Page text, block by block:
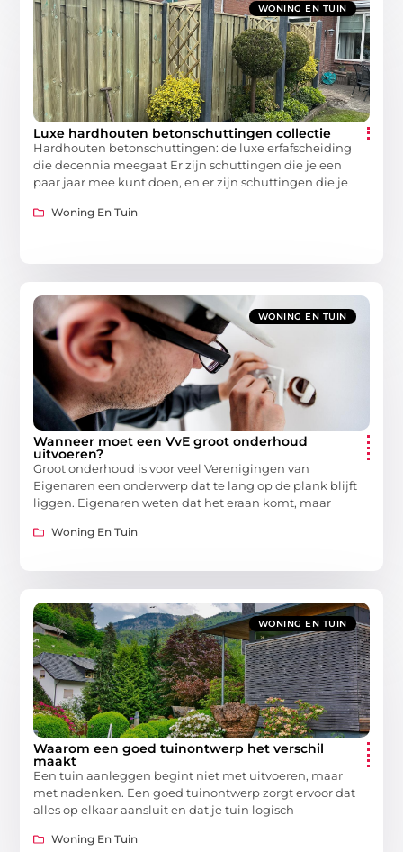
WONING EN TUIN
Luxe hardhouten betonschuttingen collectie
Hardhouten betonschuttingen: de luxe erfafscheiding
die decennia meegaat Er zijn schuttingen die je een
paar jaar mee kunt doen, en er zijn schuttingen die je
Woning En Tuin
WONING EN TUIN
Wanneer moet een VvE groot onderhoud
uitvoeren?
Groot onderhoud is voor veel Verenigingen van
Eigenaren een onderwerp dat te lang op de plank blijft
liggen. Eigenaren weten dat het eraan komt, maar
Woning En Tuin
WONING EN TUIN
Waarom een goed tuinontwerp het verschil
maakt
Een tuin aanleggen begint niet met uitvoeren, maar
met nadenken. Een goed tuinontwerp zorgt ervoor dat
alles op elkaar aansluit en dat je tuin logisch
Woning En Tuin